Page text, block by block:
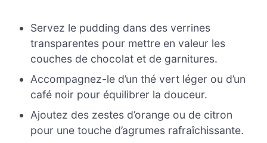
Servez le pudding dans des verrines
transparentes pour mettre en valeur les
couches de chocolat et de garnitures.
Accompagnez-le d’un thé vert léger ou d’un
café noir pour équilibrer la douceur.
Ajoutez des zestes d’orange ou de citron
pour une touche d’agrumes rafraîchissante.